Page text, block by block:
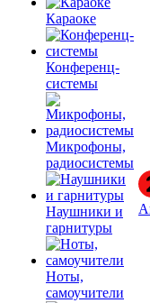
Караоке
Конференц-
системы
Микрофоны,
радиосистемы
Наушники и
гарнитуры
Ноты,
самоучители